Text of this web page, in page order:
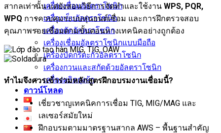
เครื่องเชื่อมอัลตราโซนิก
เครื่องเย็บอัลตราโซนิก
เครื่องตัดอัลตราโซนิก
เครื่องเชื่อมอัลตราโซนิกแบบมือถือ
เครื่องบัดกรีตะกั่วอัลตราโซนิก
เครื่องกวนและสกัดด้วยอัลตราโซนิก
เครื่องผลิตถุงผ้า
ดาวน์โหลด
สากลเท่านั้น แต่ยังสอนวิธีการจัดทำและใช้งาน WPS, PQR,
WPQ การควบคุมระบบหุ่นยนต์เชื่อม และการฝึกตรวจสอบ
คุณภาพรอยเชื่อมตามขั้นตอนทางเทคนิคอย่างถูกต้อง
ทำไมจึงควรเข้าร่วมหลักสูตรฝึกอบรมงานเชื่อมนี้?
เชี่ยวชาญเทคนิคการเชื่อม TIG, MIG/MAG และ
เลเซอร์สมัยใหม่
ฝึกอบรมตามมาตรฐานสากล AWS – พื้นฐานสำคัญ